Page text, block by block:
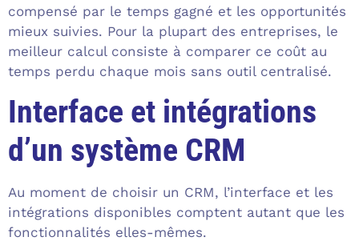
compensé par le temps gagné et les opportunités
mieux suivies. Pour la plupart des entreprises, le
meilleur calcul consiste à comparer ce coût au
temps perdu chaque mois sans outil centralisé.
Interface et intégrations
d’un système CRM
Au moment de choisir un CRM, l’interface et les
intégrations disponibles comptent autant que les
fonctionnalités elles-mêmes.